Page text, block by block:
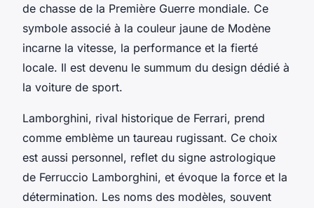
de chasse de la Première Guerre mondiale. Ce
symbole associé à la couleur jaune de Modène
incarne la vitesse, la performance et la fierté
locale. Il est devenu le summum du design dédié à
la voiture de sport.
Lamborghini, rival historique de Ferrari, prend
comme emblème un taureau rugissant. Ce choix
est aussi personnel, reflet du signe astrologique
de Ferruccio Lamborghini, et évoque la force et la
détermination. Les noms des modèles, souvent